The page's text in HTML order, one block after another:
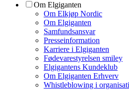
Om Elgiganten
Om Elkjøp Nordic
Om Elgiganten
Samfundsansvar
Presseinformation
Karriere i Elgiganten
Fødevarestyrelsen smiley
Elgigantens Kundeklub
Om Elgiganten Erhverv
Whistleblowing i